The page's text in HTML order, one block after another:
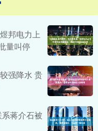
邦电力上
量叫停
强降水 贵
蒋介石被